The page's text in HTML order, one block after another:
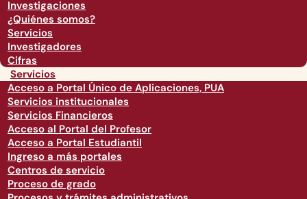
Investigaciones
¿Quiénes somos?
Servicios
Investigadores
Cifras
Servicios
Acceso a Portal Único de Aplicaciones, PUA
Servicios institucionales
Servicios Financieros
Acceso al Portal del Profesor
Acceso a Portal Estudiantil
Ingreso a más portales
Centros de servicio
Proceso de grado